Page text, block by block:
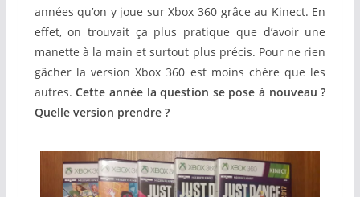
années qu’on y joue sur Xbox 360 grâce au Kinect. En
effet, on trouvait ça plus pratique que d’avoir une
manette à la main et surtout plus précis. Pour ne rien
gâcher la version Xbox 360 est moins chère que les
autres.Cette année la question se pose à nouveau ?
Quelle version prendre ?